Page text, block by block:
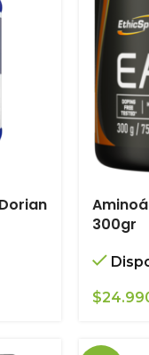
300gr
$